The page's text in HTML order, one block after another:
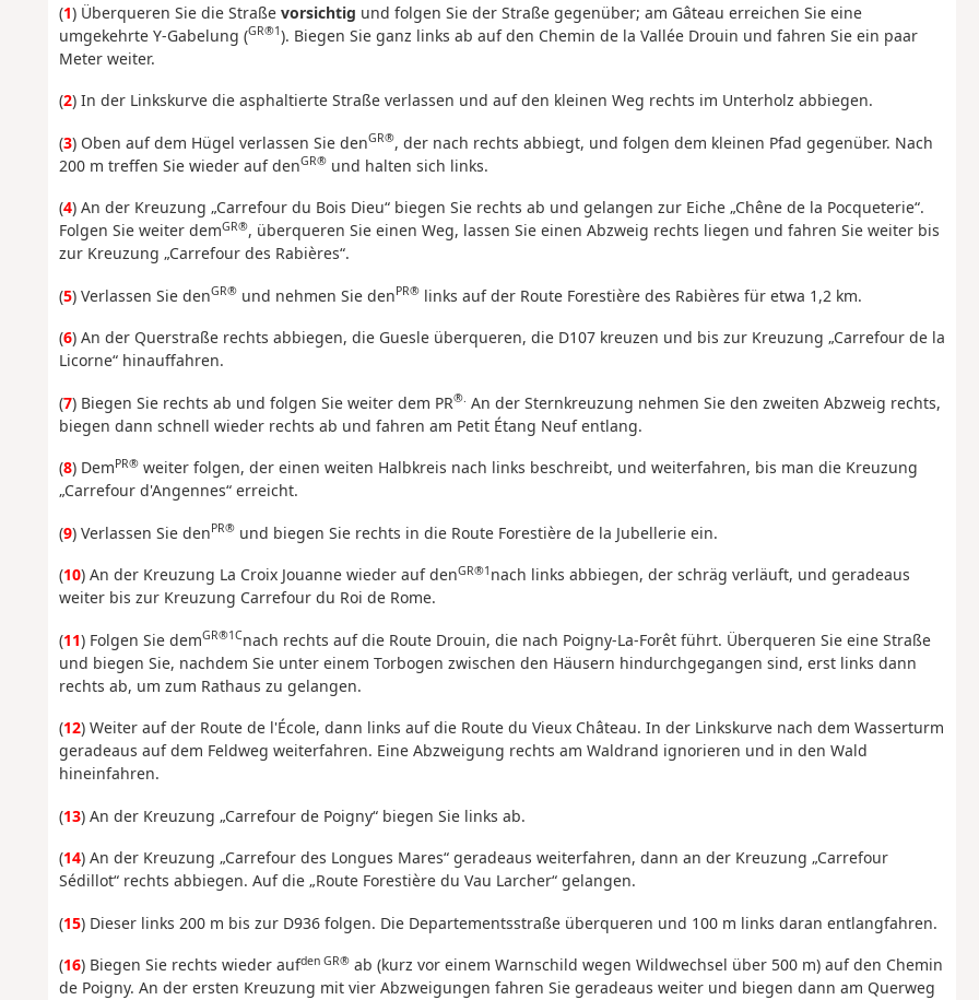
(1) Überqueren Sie die Straße vorsichtig und folgen Sie der Straße gegenüber; am Gâteau erreichen Sie eine
umgekehrte Y-Gabelung (GR®1). Biegen Sie ganz links ab auf den Chemin de la Vallée Drouin und fahren Sie ein paar
Meter weiter.
(2) In der Linkskurve die asphaltierte Straße verlassen und auf den kleinen Weg rechts im Unterholz abbiegen.
(3) Oben auf dem Hügel verlassen Sie denGR®, der nach rechts abbiegt, und folgen dem kleinen Pfad gegenüber. Nach
200 m treffen Sie wieder auf denGR®und halten sich links.
(4) An der Kreuzung „Carrefour du Bois Dieu“ biegen Sie rechts ab und gelangen zur Eiche „Chêne de la Pocqueterie“.
Folgen Sie weiter demGR®, überqueren Sie einen Weg, lassen Sie einen Abzweig rechts liegen und fahren Sie weiter bis
zur Kreuzung „Carrefour des Rabières“.
(5) Verlassen Sie denGR®und nehmen Sie denPR®links auf der Route Forestière des Rabières für etwa 1,2 km.
(6) An der Querstraße rechts abbiegen, die Guesle überqueren, die D107 kreuzen und bis zur Kreuzung „Carrefour de la
Licorne“ hinauffahren.
(7) Biegen Sie rechts ab und folgen Sie weiter dem PR®. An der Sternkreuzung nehmen Sie den zweiten Abzweig rechts,
biegen dann schnell wieder rechts ab und fahren am Petit Étang Neuf entlang.
(8) DemPR®weiter folgen, der einen weiten Halbkreis nach links beschreibt, und weiterfahren, bis man die Kreuzung
„Carrefour d'Angennes“ erreicht.
(9) Verlassen Sie denPR®und biegen Sie rechts in die Route Forestière de la Jubellerie ein.
(10) An der Kreuzung La Croix Jouanne wieder auf denGR®1 nach links abbiegen, der schräg verläuft, und geradeaus
weiter bis zur Kreuzung Carrefour du Roi de Rome.
(11) Folgen Sie demGR®1Cnach rechts auf die Route Drouin, die nach Poigny-La-Forêt führt. Überqueren Sie eine Straße
und biegen Sie, nachdem Sie unter einem Torbogen zwischen den Häusern hindurchgegangen sind, erst links dann
rechts ab, um zum Rathaus zu gelangen.
(12) Weiter auf der Route de l'École, dann links auf die Route du Vieux Château. In der Linkskurve nach dem Wasserturm
geradeaus auf dem Feldweg weiterfahren. Eine Abzweigung rechts am Waldrand ignorieren und in den Wald
hineinfahren.
(13) An der Kreuzung „Carrefour de Poigny“ biegen Sie links ab.
(14) An der Kreuzung „Carrefour des Longues Mares“ geradeaus weiterfahren, dann an der Kreuzung „Carrefour
Sédillot“ rechts abbiegen. Auf die „Route Forestière du Vau Larcher“ gelangen.
(15) Dieser links 200 m bis zur D936 folgen. Die Departementsstraße überqueren und 100 m links daran entlangfahren.
(16) Biegen Sie rechts wieder aufden GR®ab (kurz vor einem Warnschild wegen Wildwechsel über 500 m) auf den Chemin
de Poigny. An der ersten Kreuzung mit vier Abzweigungen fahren Sie geradeaus weiter und biegen dann am Querweg